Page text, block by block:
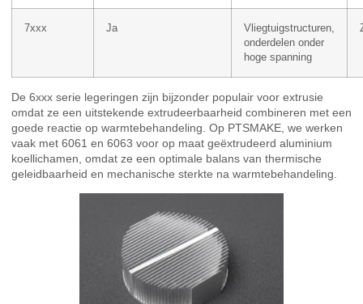
7xxx Ja
Vliegtuigstructuren,
onderdelen onder
hoge spanning
De 6xxx serie legeringen zijn bijzonder populair voor extrusie
omdat ze een uitstekende extrudeerbaarheid combineren met een
goede reactie op warmtebehandeling. Op PTSMAKE, we werken
vaak met 6061 en 6063 voor op maat geëxtrudeerd aluminium
koellichamen, omdat ze een optimale balans van thermische
geleidbaarheid en mechanische sterkte na warmtebehandeling.